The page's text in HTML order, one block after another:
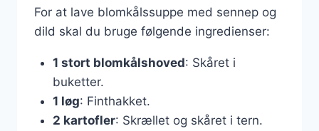
For at lave blomkålssuppe med sennep og
dild skal du bruge følgende ingredienser:
1 stort blomkålshoved: Skåret i
buketter.
1 løg: Finthakket.
2 kartofler: Skrællet og skåret i tern.